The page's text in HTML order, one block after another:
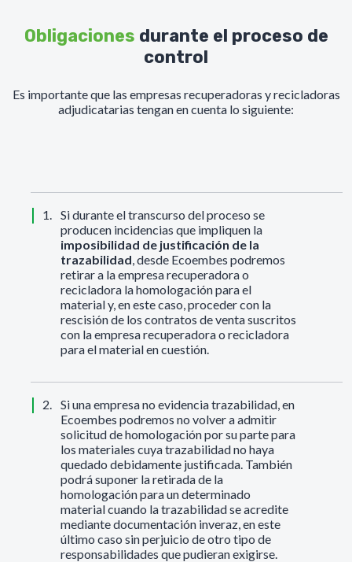
Obligaciones durante el proceso de
control
Es importante que las empresas recuperadoras y recicladoras
adjudicatarias tengan en cuenta lo siguiente:
Si durante el transcurso del proceso se
producen incidencias que impliquen la
imposibilidad de justificación de la
trazabilidad, desde Ecoembes podremos
retirar a la empresa recuperadora o
recicladora la homologación para el
material y, en este caso, proceder con la
rescisión de los contratos de venta suscritos
con la empresa recuperadora o recicladora
para el material en cuestión.
Si una empresa no evidencia trazabilidad, en
Ecoembes podremos no volver a admitir
solicitud de homologación por su parte para
los materiales cuya trazabilidad no haya
quedado debidamente justificada. También
podrá suponer la retirada de la
homologación para un determinado
material cuando la trazabilidad se acredite
mediante documentación inveraz, en este
último caso sin perjuicio de otro tipo de
responsabilidades que pudieran exigirse.